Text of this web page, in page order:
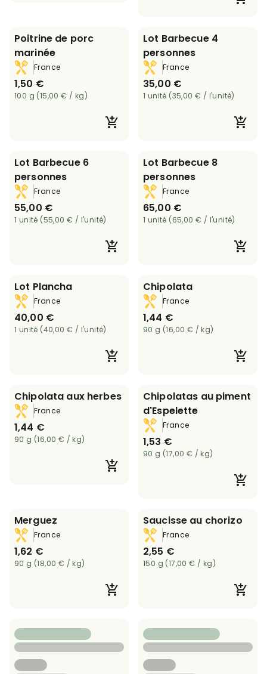
Poitrine de porc
marinée
France
1,50 €
100 g (15,00 € / kg)
Lot Barbecue 4
personnes
France
35,00 €
1 unité (35,00 € / l'unité)
Lot Barbecue 6
personnes
France
55,00 €
1 unité (55,00 € / l'unité)
Lot Barbecue 8
personnes
France
65,00 €
1 unité (65,00 € / l'unité)
Lot Plancha
France
40,00 €
1 unité (40,00 € / l'unité)
Chipolata
France
1,44 €
90 g (16,00 € / kg)
Chipolata aux herbes
France
1,44 €
90 g (16,00 € / kg)
Chipolatas au piment
d'Espelette
France
1,53 €
90 g (17,00 € / kg)
Merguez
France
1,62 €
90 g (18,00 € / kg)
Saucisse au chorizo
France
2,55 €
150 g (17,00 € / kg)